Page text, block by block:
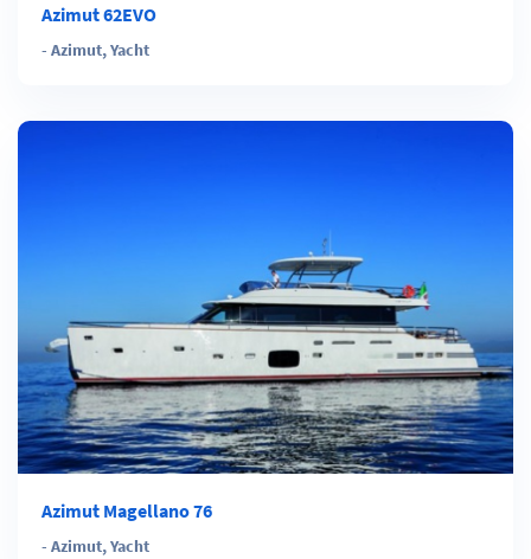
Azimut 62EVO
- Azimut,Yacht
Azimut Magellano 76
- Azimut,Yacht